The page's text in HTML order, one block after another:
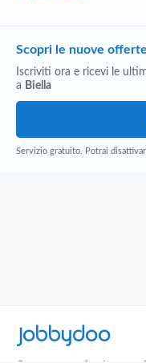
Scopri le nuove
Iscriviti ora e ricevi le
a Biella
Servizio gratuito. Potrai
Jobbydoo